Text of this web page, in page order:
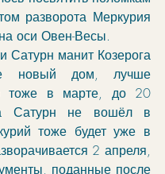
разворота Меркурия
оси Овен-Весы.
Сатурн манит Козерога
новый дом, лучше
тоже в марте, до 20
Сатурн не вошёл в
тоже будет уже в
2 апреля,
поданные после